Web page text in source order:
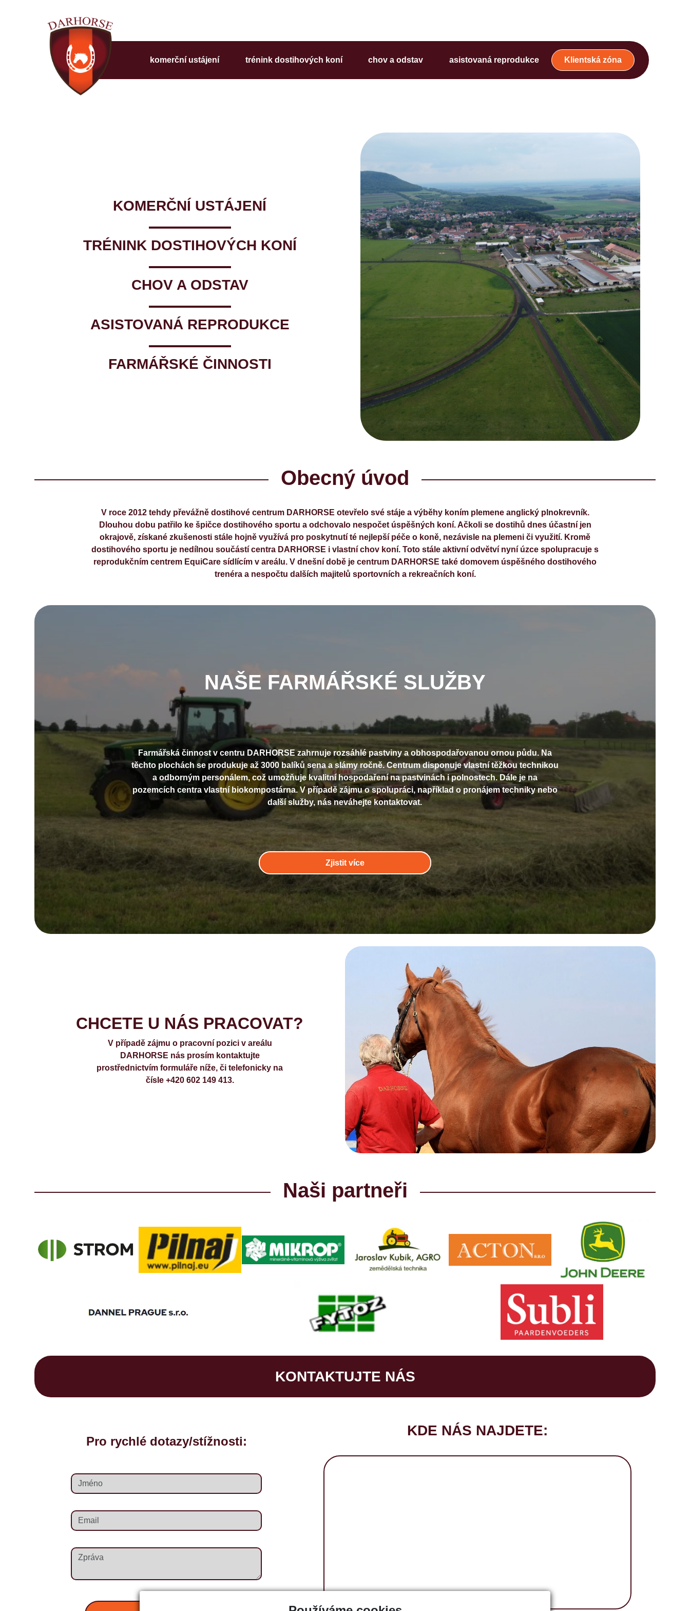
komerční ustájení trénink dostihových koní chov a odstav asistovaná reprodukce Klientská zóna
KOMERČNÍ USTÁJENÍ
TRÉNINK DOSTIHOVÝCH KONÍ
CHOV A ODSTAV
ASISTOVANÁ REPRODUKCE
FARMÁŘSKÉ ČINNOSTI
Obecný úvod
V roce 2012 tehdy převážně dostihové centrum DARHORSE otevřelo své stáje a výběhy koním plemene anglický plnokrevník.
Dlouhou dobu patřilo ke špičce dostihového sportu a odchovalo nespočet úspěšných koní. Ačkoli se dostihů dnes účastní jen
okrajově, získané zkušenosti stále hojně využívá pro poskytnutí té nejlepší péče o koně, nezávisle na plemeni či využití. Kromě
dostihového sportu je nedílnou součástí centra DARHORSE i vlastní chov koní. Toto stále aktivní odvětví nyní úzce spolupracuje s
reprodukčním centrem EquiCare sídlícím v areálu. V dnešní době je centrum DARHORSE také domovem úspěšného dostihového
trenéra a nespočtu dalších majitelů sportovních a rekreačních koní.
NAŠE FARMÁŘSKÉ SLUŽBY
Farmářská činnost v centru DARHORSE zahrnuje rozsáhlé pastviny a obhospodařovanou ornou půdu. Na
těchto plochách se produkuje až 3000 balíků sena a slámy ročně. Centrum disponuje vlastní těžkou technikou
a odborným personálem, což umožňuje kvalitní hospodaření na pastvinách i polnostech. Dále je na
pozemcích centra vlastní biokompostárna. V případě zájmu o spolupráci, například o pronájem techniky nebo
další služby, nás neváhejte kontaktovat.
Zjistit více
CHCETE U NÁS PRACOVAT?
V případě zájmu o pracovní pozici v areálu
DARHORSE nás prosím kontaktujte
prostřednictvím formuláře níže, či telefonicky na
čísle +420 602 149 413.
Naši partneři
KONTAKTUJTE NÁS
Pro rychlé dotazy/stížnosti:
KDE NÁS NAJDETE: